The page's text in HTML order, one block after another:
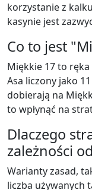
korzystanie z
kasynie jest
Co to jest
Miękkie 17 to
Asa liczony jako
dobierają na
to wpłynąć na
Dlaczego
zależności
Warianty zasad,
liczba używanych